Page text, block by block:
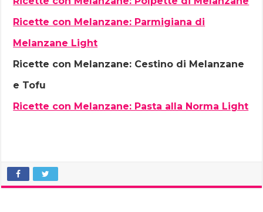
Ricette con Melanzane: Parmigiana di
Melanzane Light
Ricette con Melanzane: Cestino di Melanzane
e Tofu
Ricette con Melanzane: Pasta alla Norma Light